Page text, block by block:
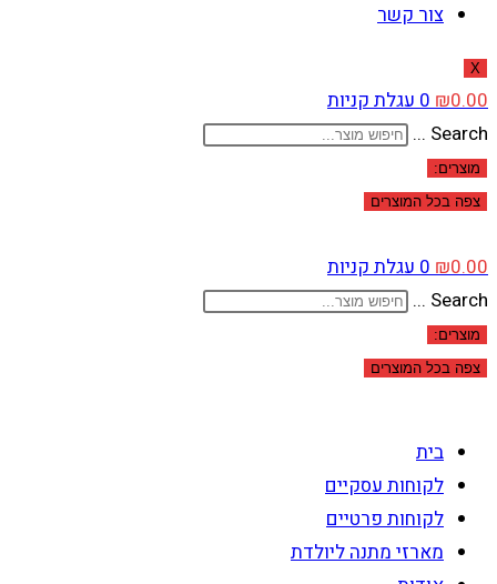
צור קשר
X
₪0.00
0עגלת קניות
Search ...
מוצרים:
צפה בכל המוצרים
₪0.00
0עגלת קניות
Search ...
מוצרים:
צפה בכל המוצרים
בית
לקוחות עסקיים
לקוחות פרטיים
מארזי מתנה ליולדת